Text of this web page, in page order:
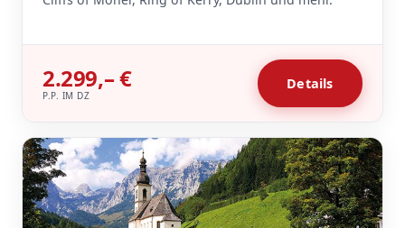
2.299,– €
P.P. IM DZ
Details